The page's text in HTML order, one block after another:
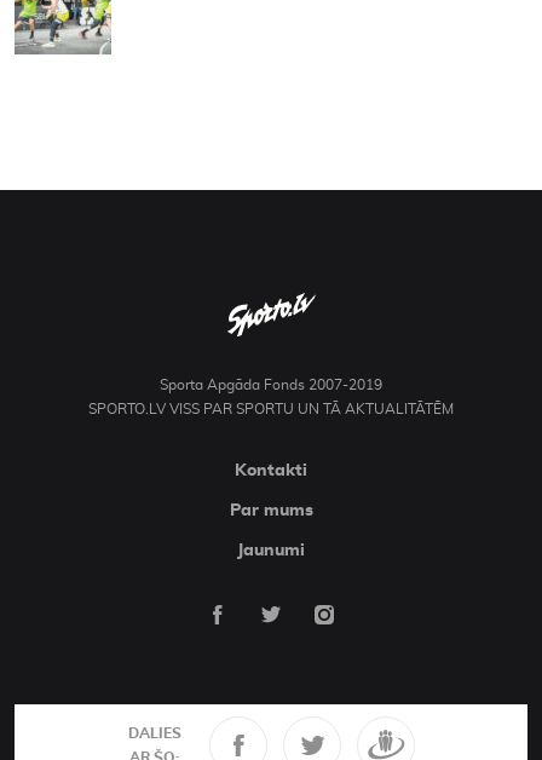
DALIES
AR ŠO:
Sporta Apgāda Fonds 2007-2019
SPORTO.LV VISS PAR SPORTU UN TĀ AKTUALITĀTĒM
Kontakti
Par mums
Jaunumi